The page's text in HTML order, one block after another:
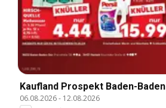
Kaufland Prospekt Baden-Baden
06.08.2026- 12.08.2026